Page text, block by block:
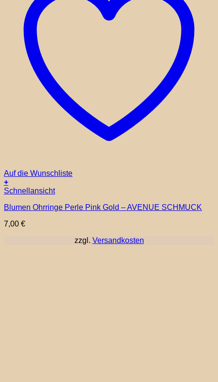
Auf die Wunschliste
+
Schnellansicht
Blumen Ohrringe Perle Pink Gold – AVENUE SCHMUCK
7,00 €
zzgl. Versandkosten